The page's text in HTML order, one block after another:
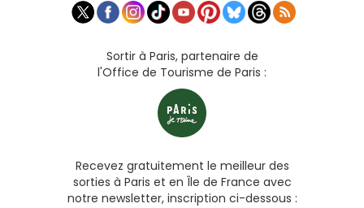
Sortir à Paris, partenaire de
l'Office de Tourisme de Paris :
Recevez gratuitement le meilleur des
sorties à Paris et en Île de France avec
notre newsletter, inscription ci-dessous :